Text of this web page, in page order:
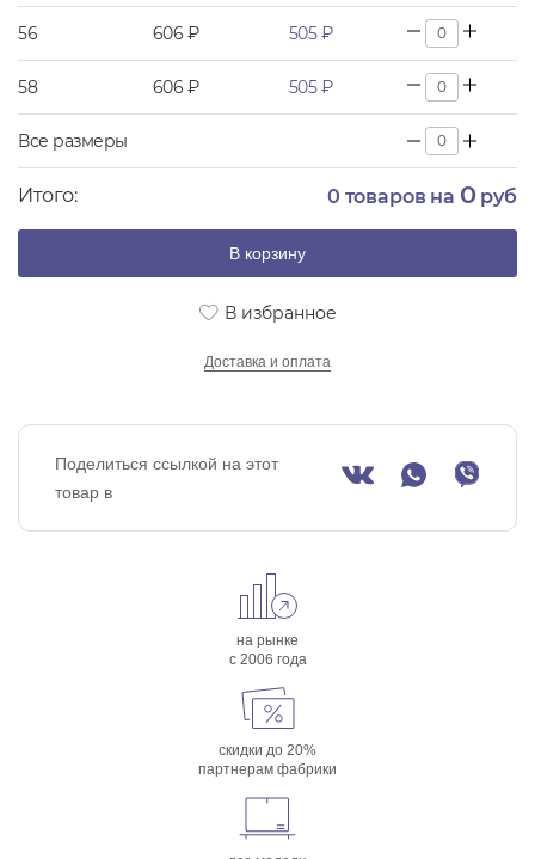
56 606 ₽ 505 ₽
58 606 ₽ 505 ₽
Все размеры
Итого: 0 товаров на 0руб
В корзину
В избранное
Доставка и оплата
Поделиться ссылкой на этот
товар в
на рынке
с 2006 года
скидки до 20%
партнерам фабрики